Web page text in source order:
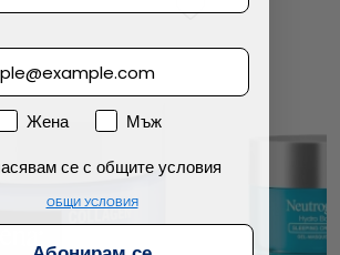
Жена
Мъж
се с общите условия
се с общите условия
ОБЩИ УСЛОВИЯ